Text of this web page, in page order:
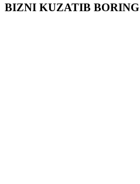
BIZNI KUZATIB BORING